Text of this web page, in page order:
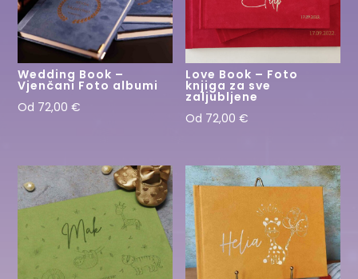
Wedding Book –
Vjenčani Foto albumi
Od 72,00€
Love Book – Foto
knjiga za sve
zaljubljene
Od 72,00€